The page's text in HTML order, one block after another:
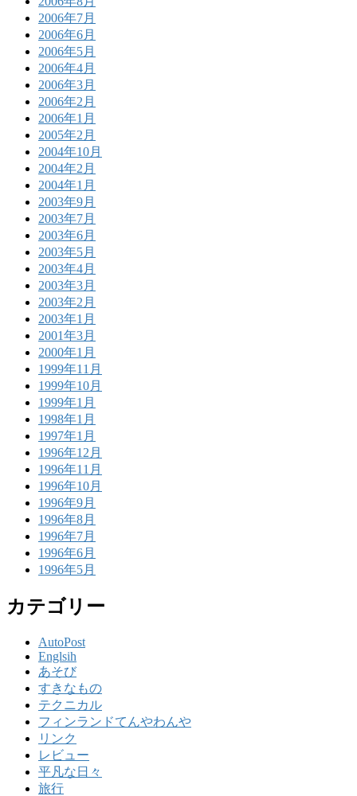
2006年7月
2006年6月
2006年5月
2006年4月
2006年3月
2006年2月
2006年1月
2005年2月
2004年10月
2004年2月
2004年1月
2003年9月
2003年7月
2003年6月
2003年5月
2003年4月
2003年3月
2003年2月
2003年1月
2001年3月
2000年1月
1999年11月
1999年10月
1999年1月
1998年1月
1997年1月
1996年12月
1996年11月
1996年10月
1996年9月
1996年8月
1996年7月
1996年6月
1996年5月
カテゴリー
AutoPost
Englsih
あそび
すきなもの
テクニカル
フィンランドてんやわんや
リンク
レビュー
平凡な日々
旅行